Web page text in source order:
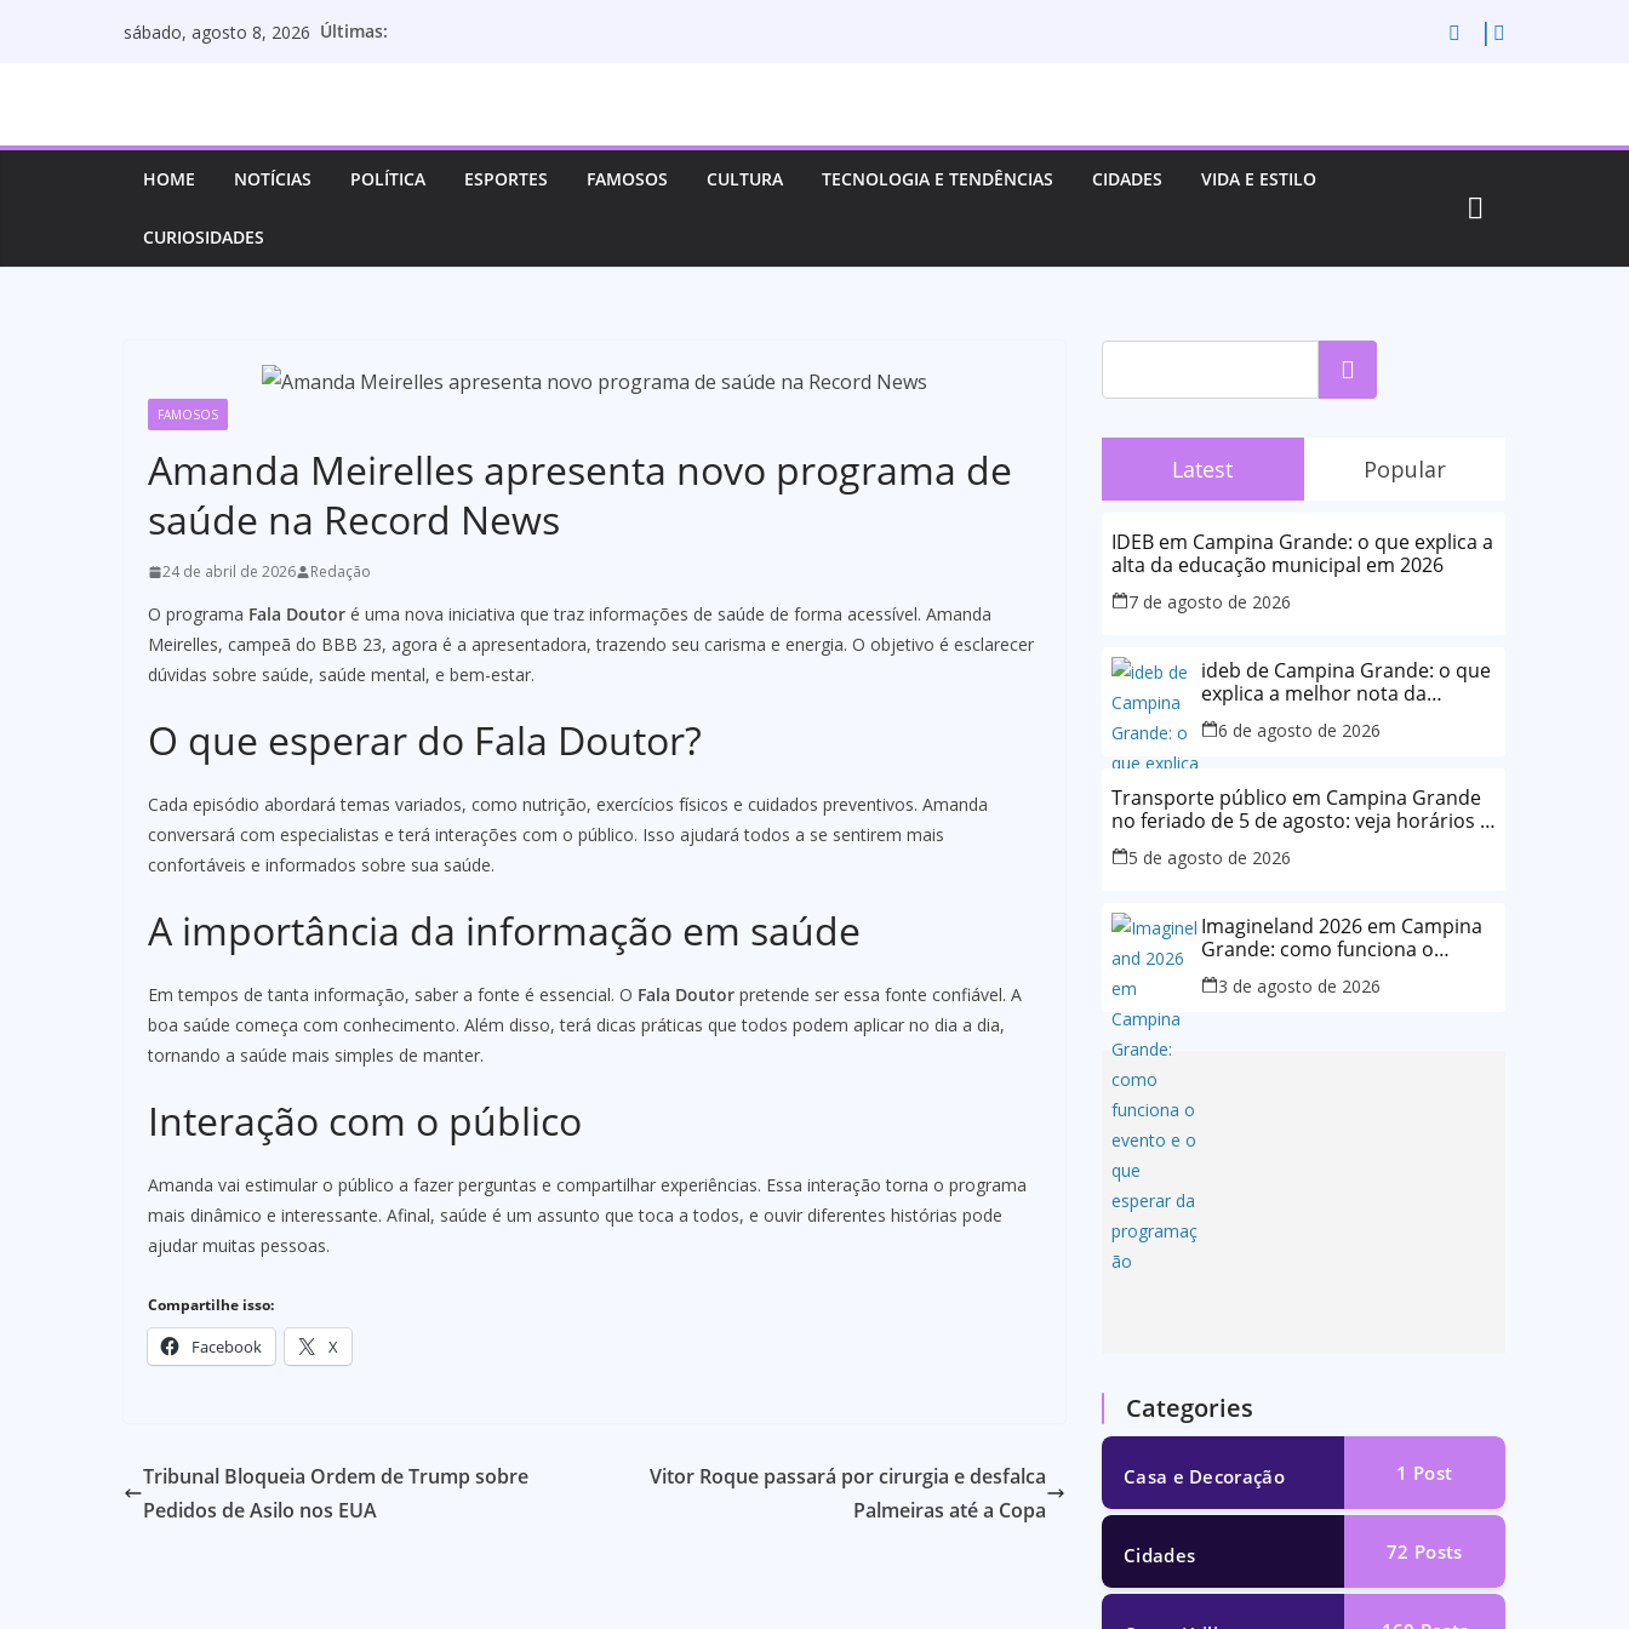
sábado, agosto 8, 2026 Últimas:
HOME NOTÍCIAS POLÍTICA ESPORTES FAMOSOS CULTURA TECNOLOGIA E TENDÊNCIAS CIDADES VIDA E ESTILO
CURIOSIDADES
FAMOSOS
Amanda Meirelles apresenta novo programa de
saúde na Record News
24 de abril de 2026 Redação
O programa Fala Doutor é uma nova iniciativa que traz informações de saúde de forma acessível. Amanda
Meirelles, campeã do BBB 23, agora é a apresentadora, trazendo seu carisma e energia. O objetivo é esclarecer
dúvidas sobre saúde, saúde mental, e bem-estar.
O que esperar do Fala Doutor?
Cada episódio abordará temas variados, como nutrição, exercícios físicos e cuidados preventivos. Amanda
conversará com especialistas e terá interações com o público. Isso ajudará todos a se sentirem mais
confortáveis e informados sobre sua saúde.
A importância da informação em saúde
Em tempos de tanta informação, saber a fonte é essencial. O Fala Doutor pretende ser essa fonte confiável. A
boa saúde começa com conhecimento. Além disso, terá dicas práticas que todos podem aplicar no dia a dia,
tornando a saúde mais simples de manter.
Interação com o público
Amanda vai estimular o público a fazer perguntas e compartilhar experiências. Essa interação torna o programa
mais dinâmico e interessante. Afinal, saúde é um assunto que toca a todos, e ouvir diferentes histórias pode
ajudar muitas pessoas.
Compartilhe isso:
Facebook X
Tribunal Bloqueia Ordem de Trump sobre
Pedidos de Asilo nos EUA
Vitor Roque passará por cirurgia e desfalca
Palmeiras até a Copa
Pesquisar
Latest Popular
IDEB em Campina Grande: o que explica a
alta da educação municipal em 2026
7 de agosto de 2026
ideb de Campina Grande: o que
explica a melhor nota da
história da rede municipal
6 de agosto de 2026
Transporte público em Campina Grande
no feriado de 5 de agosto: veja horários e
o que muda
5 de agosto de 2026
Imagineland 2026 em Campina
Grande: como funciona o
evento e o que esperar da
programação
3 de agosto de 2026
Categories
Casa e Decoração 1 Post
Cidades 72 Posts